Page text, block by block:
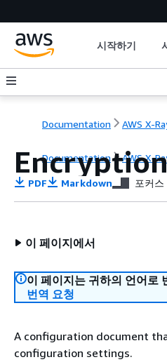
시작하기
Documentation AWS X-
Documentation AWS X-
PDF Markdown 포커스
이 페이지에서
이 페이지는 귀하의 언어로
번역 요청
A configuration document
configuration settings.